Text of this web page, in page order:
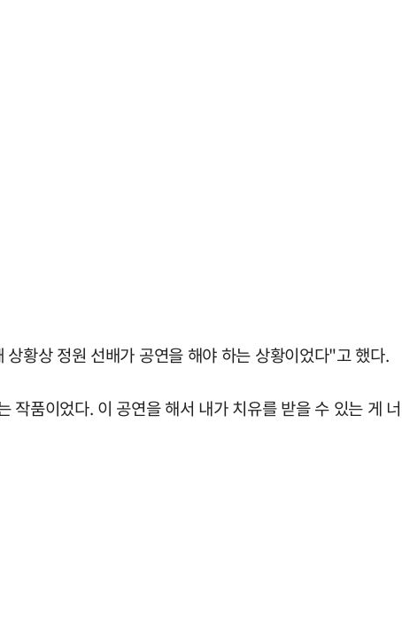
황상 정원 선배가 공연을 해야 하는 상황이었다"고 했다.
품이었다. 이 공연을 해서 내가 치유를 받을 수 있는 게